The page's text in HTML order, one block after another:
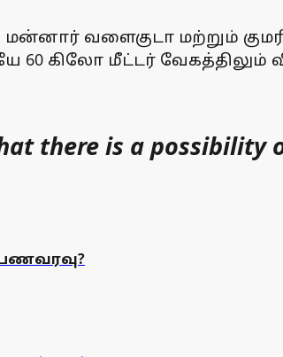
மன்னார் வளைகுடா மற்றும்
60 கிலோ மீட்டர் வேகத்திலும்
there is a
பணவரவு?